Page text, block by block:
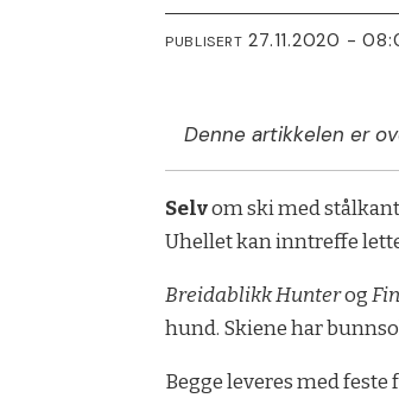
PUBLISERT 27.11.2020 -
Denne artikkelen er
Selvom ski med
Uhellet kan inntreffe
Breidablikk Hunterog
hund. Skiene har
Begge leveres med